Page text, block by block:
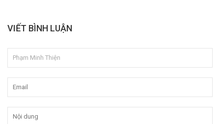
VIẾT BÌNH LUẬN